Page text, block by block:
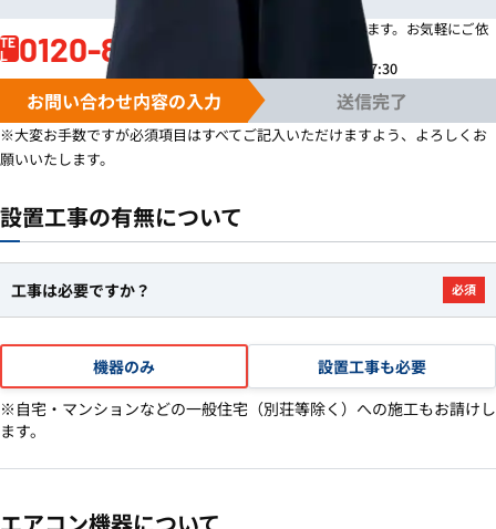
TE
L
0120-81-0017
お見積り依頼はお電話でも賜ります。 お気軽にご依
電話受付時間 /
月～金 9:00～17:30
お問い合わせ内容の入力 送信完了
※大変お手数ですが必須項目はすべてご記入いただけますよう、よろしくお
願いいたします。
設置工事の有無について
工事は必要ですか？ 必須
機器のみ
設置工事も必要
※自宅・マンションなどの一般住宅（別荘等除く）への施工もお請けし
ます。
エアコン機器について